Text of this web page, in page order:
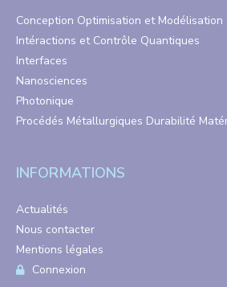
Conception Optimisation et Modélisation
Intéractions et Contrôle Quantiques
Interfaces
Nanosciences
Photonique
Procédés Métallurgiques Durabilité
INFORMATIONS
Actualités
Nous contacter
Mentions légales
Connexion